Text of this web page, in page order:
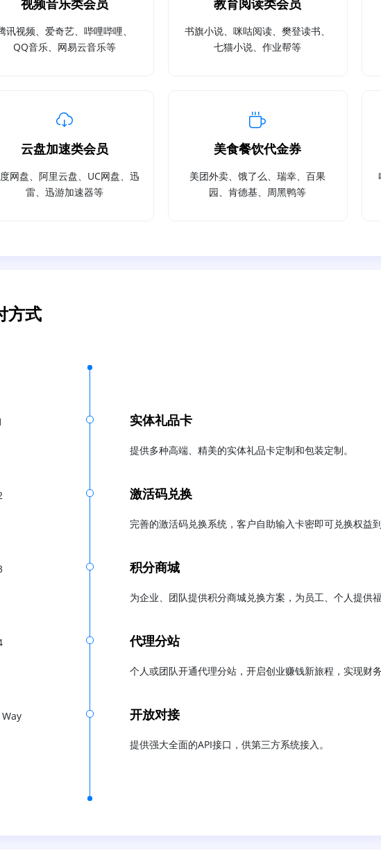
视频音乐类会员
讯视频、爱奇艺、哔哩哔哩、
QQ音乐、网易云音乐等
教育阅读类会员
书旗小说、咪咕阅读、樊登读书、
七猫小说、作业帮等
云盘加速类会员
网盘、阿里云盘、UC网盘、迅
雷、迅游加速器等
美食餐饮代金券
美团外卖、饿了么、瑞幸、百果
园、肯德基、周黑鸭等
方式
实体礼品卡
提供多种高端、精美的实体礼品卡定制和包装定制。
激活码兑换
完善的激活码兑换系统，客户自助输入卡密即可兑换权益到
积分商城
为企业、团队提供积分商城兑换方案，为员工、个人提供福
代理分站
个人或团队开通代理分站，开启创业赚钱新旅程，实现财务
开放对接
提供强大全面的API接口，供第三方系统接入。